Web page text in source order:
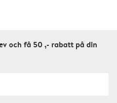
och få 50 ,- rabatt på din